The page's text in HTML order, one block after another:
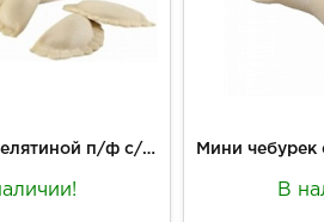
Вареники с телятиной п/ф с/м вес.
В